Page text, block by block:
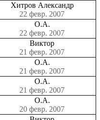
Хитров Александр
22 февр. 2007
О.А.
22 февр. 2007
Виктор
21 февр. 2007
О.А.
21 февр. 2007
О.А.
21 февр. 2007
О.А.
20 февр. 2007